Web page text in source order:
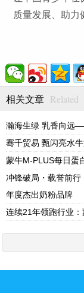
质量发展、助力
相关文章 Related
瀚海生绿 乳香向远
骞千贸易 甄闪亮水
蒙牛M-PLUS每日蛋
冲锋破局・载誉前
年度杰出奶粉品牌
连续21年领跑行业：